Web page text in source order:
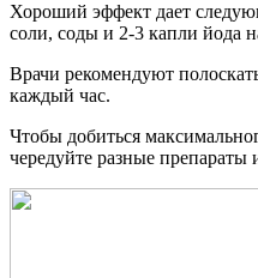
Хороший эффект дает
соли, соды и 2-3 капли йода
Врачи рекомендуют
каждый час.
Чтобы добиться
чередуйте разные препараты